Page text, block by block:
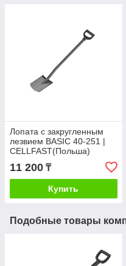
Лопата с закругленным
лезвием BASIC 40-251 |
CELLFAST(Польша)
11 200 ₸
Купить
Подобные товары